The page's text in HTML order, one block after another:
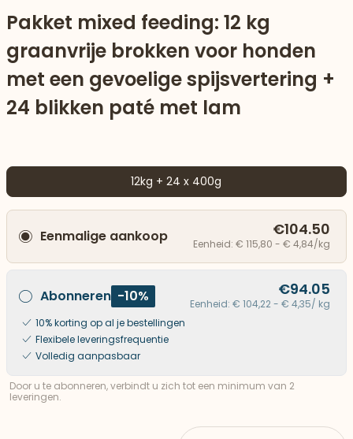
Pakket mixed feeding: 12 kg
graanvrije brokken voor honden
met een gevoelige spijsvertering +
24 blikken paté met lam
12kg + 24 x 400g
Eenmalige aankoop €104.50
Eenheid: € 115,80 - € 4,84/kg
Abonneren -10% €94.05
Eenheid: € 104,22 - € 4,35/ kg
10% korting op al je bestellingen
Flexibele leveringsfrequentie
Volledig aanpasbaar
Door u te abonneren, verbindt u zich tot een minimum van 2
leveringen.